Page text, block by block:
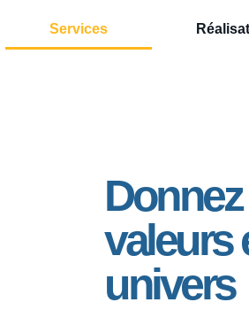
Services
valeurs
univers